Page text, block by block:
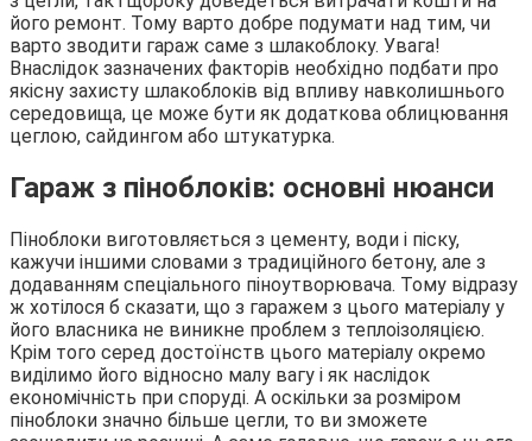
його ремонт. Тому варто добре подумати над тим, чи
варто зводити гараж саме з шлакоблоку. Увага!
Внаслідок зазначених факторів необхідно подбати про
якісну захисту шлакоблоків від впливу навколишнього
середовища, це може бути як додаткова облицювання
цеглою, сайдингом або штукатурка.
Гараж з піноблоків: основні нюанси
Піноблоки виготовляється з цементу, води і піску,
кажучи іншими словами з традиційного бетону, але з
додаванням спеціального піноутворювача. Тому відразу
ж хотілося б сказати, що з гаражем з цього матеріалу у
його власника не виникне проблем з теплоізоляцією.
Крім того серед достоїнств цього матеріалу окремо
виділимо його відносно малу вагу і як наслідок
економічність при споруді. А оскільки за розміром
піноблоки значно більше цегли, то ви зможете